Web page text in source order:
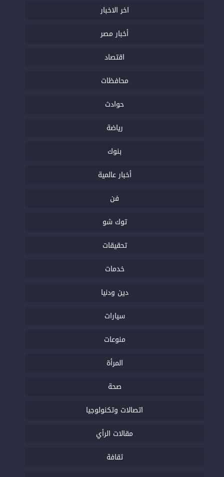
اخر الاخبار
أخبار مصر
اقتصاد
محافظات
حوادث
رياضة
بنوك
أخبار عالمية
فن
توك شو
تحقيقات
خدمات
دين ودنيا
سيارات
منوعات
المرأة
صحة
اتصالات وتكنولوجيا
مقالات الرأي
ثقافة